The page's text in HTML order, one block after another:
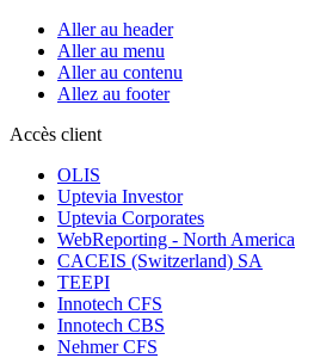
Aller au header
Aller au menu
Aller au contenu
Allez au footer
Accès client
OLIS
Uptevia Investor
Uptevia Corporates
WebReporting - North America
CACEIS (Switzerland) SA
TEEPI
Innotech CFS
Innotech CBS
Nehmer CFS